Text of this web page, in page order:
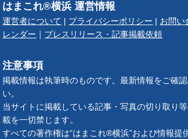
はまこれ®横浜 運営情報
運営者について プライバシーポリシー お問い
レンダー
プレスリリース・記事掲載依頼
注意事項
掲載情報は執筆時のものです。最新情報をご確
い。
当サイトに掲載している記事・写真の切り取り
載を一切禁じます。
すべての著作権は“はまこれ®横浜”および情報提